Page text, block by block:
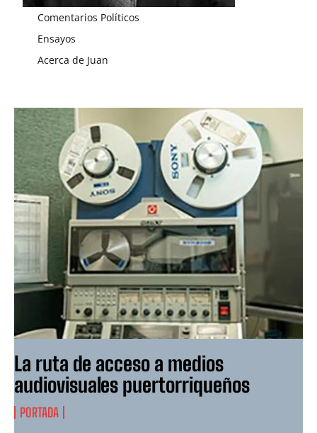
Comentarios Políticos
Ensayos
Acerca de Juan
La ruta de acceso a medios
audiovisuales puertorriqueños
PORTADA